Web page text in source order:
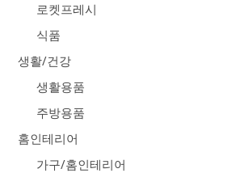
로켓프레시
식품
생활/건강
생활용품
주방용품
홈인테리어
가구/홈인테리어